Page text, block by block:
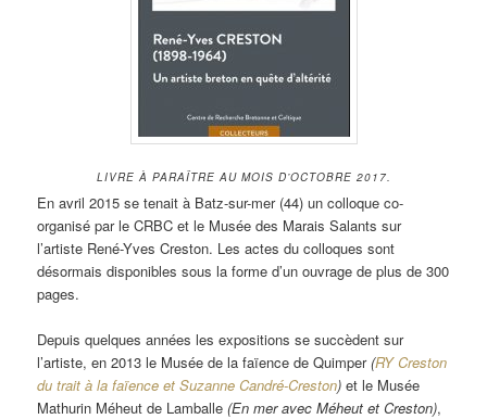
LIVRE À PARAÎTRE AU MOIS D’OCTOBRE 2017.
En avril 2015 se tenait à Batz-sur-mer (44) un colloque co-
organisé par le CRBC et le Musée des Marais Salants sur
l’artiste René-Yves Creston. Les actes du colloques sont
désormais disponibles sous la forme d’un ouvrage de plus de 300
pages.
Depuis quelques années les expositions se succèdent sur
l’artiste, en 2013 le Musée de la faïence de Quimper(RY Creston
du trait à la faïence et Suzanne Candré-Creston) et le Musée
Mathurin Méheut de Lamballe(En mer avec Méheut et Creston),